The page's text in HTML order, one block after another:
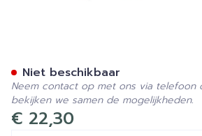
€ 22,30
Niet beschikbaar
Neem contact op met ons via telefoon
bekijken we samen de mogelijkheden.